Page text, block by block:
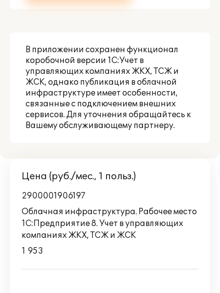
Цена (руб./мес., 1 польз.)
2900001906197
Облачная инфраструктура. Рабочее место
1С:Предприятие 8. Учет в управляющих
компаниях ЖКХ, ТСЖ и ЖСК
1 953
В приложении сохранен функционал
коробочной версии 1С:Учет в
управляющих компаниях ЖКХ, ТСЖ и
ЖСК, однако публикация в облачной
инфраструктуре имеет особенности,
связанные с подключением внешних
сервисов. Для уточнения обращайтесь к
Вашему обслуживающему партнеру.